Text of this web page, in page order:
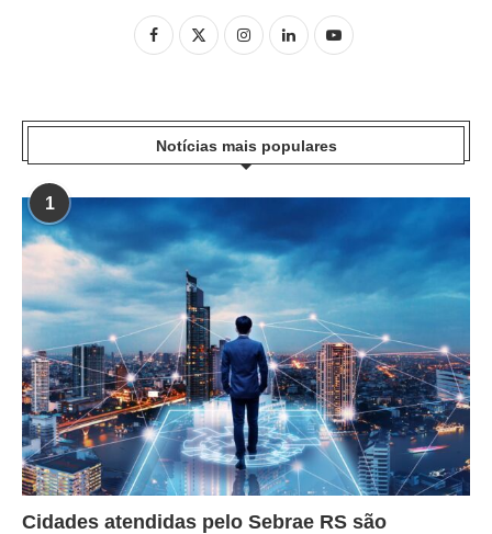
Notícias mais populares
1
Cidades atendidas pelo Sebrae RS são